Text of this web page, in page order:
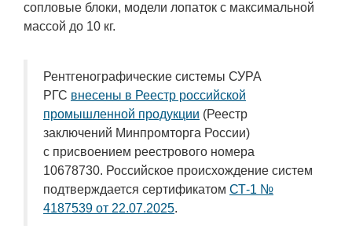
сопловые блоки, модели лопаток с максимальной
массой до 10 кг.
Рентгенографические системы СУРА
РГС внесены в Реестр российской
промышленной продукции (Реестр
заключений Минпромторга России)
с присвоением реестрового номера
10678730. Российское происхождение систем
подтверждается сертификатом СТ-1 №
4187539 от 22.07.2025.